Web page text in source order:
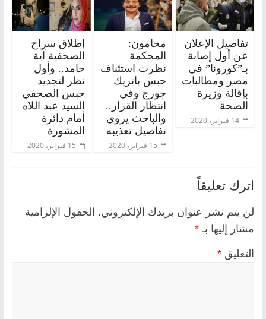
تفاصيل الإعلان
عن أول إصابة
بـ”كورونا” في
مصر ومطالبات
بإقالة وزيرة
الصحة
14 فبراير، 2020
محامون:
المحكمة
نظرت استئناف
حبس باتريك
جورج وفي
انتظار القرار..
والباحث يروي
تفاصيل تعذيبه
15 فبراير، 2020
إطلاق سراح
الصحفية آية
حامد.. وأول
نظر لتجديد
حبس الصحفي
السيد عبد اللاه
أمام دائرة
المشورة
15 فبراير، 2020
اترك تعليقاً
لن يتم نشر عنوان بريدك الإلكتروني. الحقول الإلزامية
مشار إليها بـ *
التعليق *